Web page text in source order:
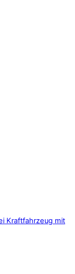
Kraftfahrzeug mit